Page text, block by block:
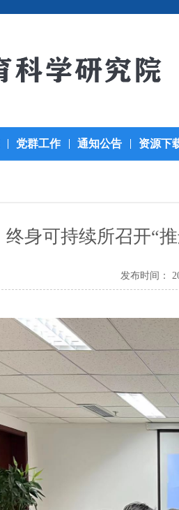
党群工作 通知公告 资源下
终身可持续所召开“
发布时间：